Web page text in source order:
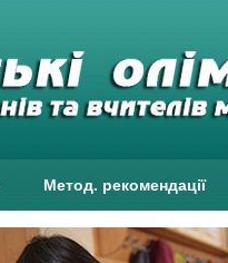
Метод. рекомендації